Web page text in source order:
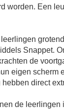
worden. Een
Snappet.
de
eigen scherm
direct
de leerlingen